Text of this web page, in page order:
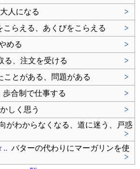
人になる
>
こらえる、あくびをこらえる
>
める
>
、注文を受ける
>
ことがある、問題がある
>
歩合制で仕事する
>
しく思う
>
がわからなくなる、道に迷う、戸惑
>
.. バターの代わりにマーガリンを使
>